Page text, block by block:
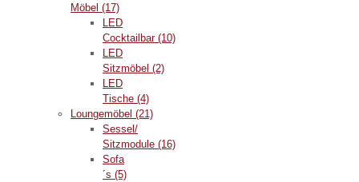
Möbel (17)
LED
Cocktailbar (10)
LED
Sitzmöbel (2)
LED
Tische (4)
Loungemöbel (21)
Sessel/
Sitzmodule (16)
Sofa
´s (5)